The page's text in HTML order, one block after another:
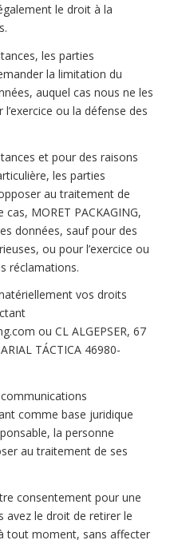
le droit à la
les parties
la limitation du
auquel cas nous ne les
ou la défense des
et pour des raisons
les parties
au traitement de
MORET PACKAGING,
données, sauf pour des
ou pour l’exercice ou
réclamations.
vos droits
ou CL ALGEPSER, 67
TÁCTICA 46980-
comme base juridique
la personne
au traitement de ses
consentement pour une
avez le droit de retirer le
tout moment, sans affecter